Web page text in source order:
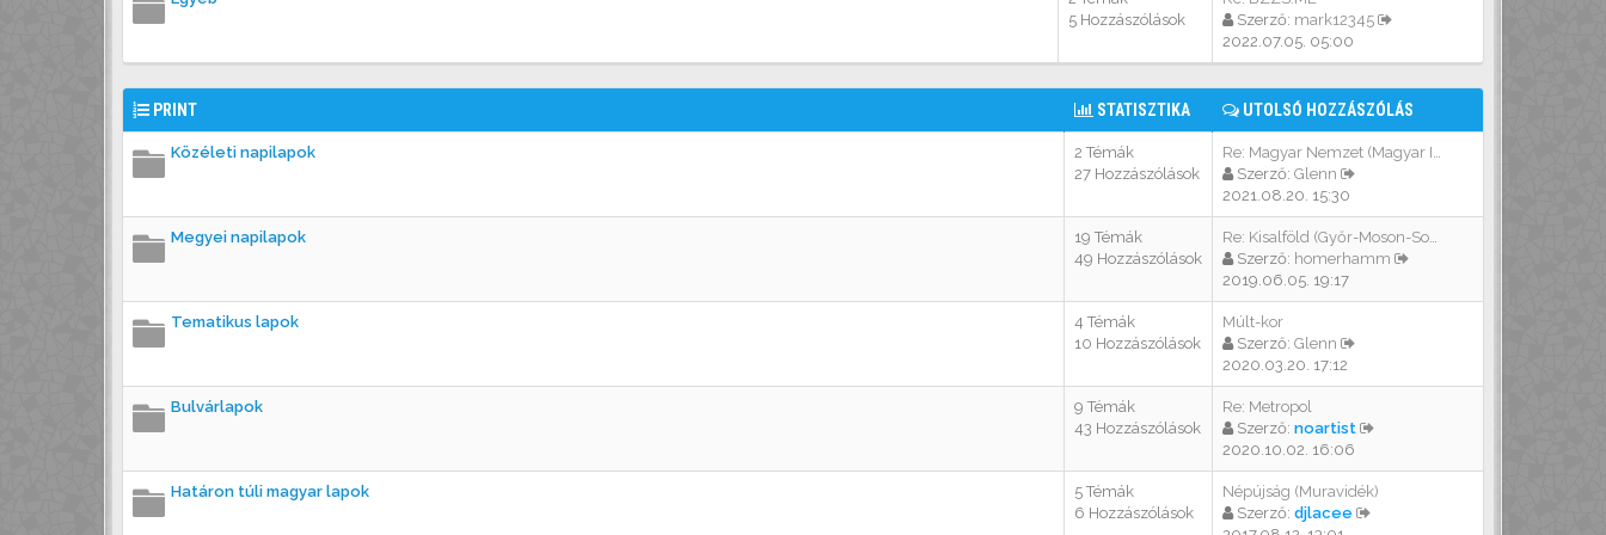
5 Hozzászólások
Szerző: mark12345
2022.07.05. 05:00
PRINT STATISZTIKA UTOLSÓ HOZZÁSZÓLÁS
Közéleti napilapok
2 Témák
27 Hozzászólások
Re: Magyar Nemzet (Magyar Idő…
Szerző: Glenn
2021.08.20. 15:30
Megyei napilapok
19 Témák
49 Hozzászólások
Re: Kisalföld (Győr-Moson-Sop…
Szerző: homerhamm
2019.06.05. 19:17
Tematikus lapok
4 Témák
10 Hozzászólások
Múlt-kor
Szerző: Glenn
2020.03.20. 17:12
Bulvárlapok
9 Témák
43 Hozzászólások
Re: Metropol
Szerző: noartist
2020.10.02. 16:06
Határon túli magyar lapok
5 Témák
6 Hozzászólások
Népújság (Muravidék)
Szerző: djlacee